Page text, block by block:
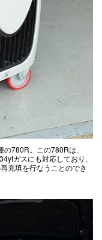
780R。この780Rは、
ガスにも対応しており、
充填を行なうことのでき